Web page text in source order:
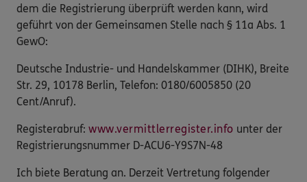
dem die Registrierung überprüft werden kann, wird
geführt von der Gemeinsamen Stelle nach § 11a Abs. 1
GewO:
Deutsche Industrie- und Handelskammer (DIHK), Breite
Str. 29, 10178 Berlin, Telefon: 0180/6005850 (20
Cent/Anruf).
Registerabruf: www.vermittlerregister.info unter der
Registrierungsnummer D-ACU6-Y9S7N-48
Ich biete Beratung an. Derzeit Vertretung folgender